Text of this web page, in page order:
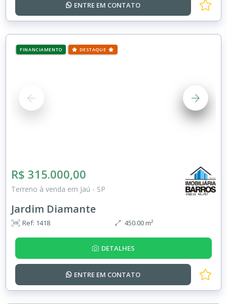
ENTRE EM CONTATO
FINANCIAMENTO DESTAQUE
R$ 315.000,00
Terreno à venda em Jaú - SP
Jardim Diamante
Ref: 1418 450.00 m²
DETALHES
ENTRE EM CONTATO